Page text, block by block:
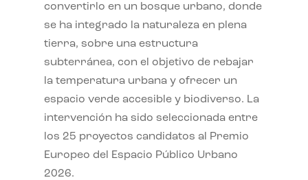
convertirlo en un bosque urbano, donde
se ha integrado la naturaleza en plena
tierra, sobre una estructura
subterránea, con el objetivo de rebajar
la temperatura urbana y ofrecer un
espacio verde accesible y biodiverso. La
intervención ha sido seleccionada entre
los 25 proyectos candidatos al Premio
Europeo del Espacio Público Urbano
2026.